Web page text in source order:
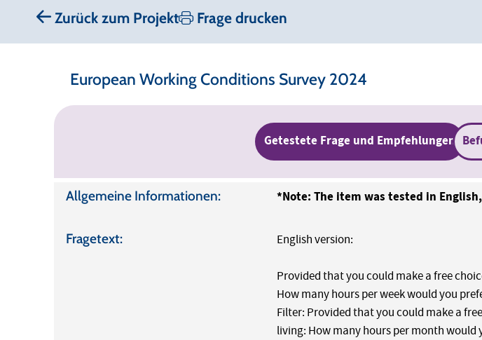
Zurück zum Projekt Frage drucken
European Working Conditions Survey 2024
Getestete Frage und Empfehlungen
Allgemeine Informationen: *Note: The item was tested in
Fragetext: English version:
Provided that you could make a free
How many hours per week would you
Filter: Provided that you could make a
living: How many hours per month would